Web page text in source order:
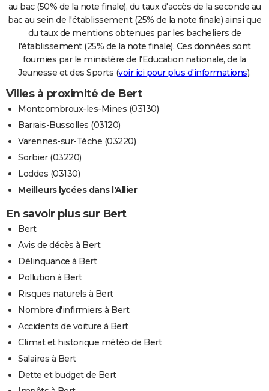
au bac (50% de la note finale), du taux d'accès de la seconde au
bac au sein de l'établissement (25% de la note finale) ainsi que
du taux de mentions obtenues par les bacheliers de
l'établissement (25% de la note finale). Ces données sont
fournies par le ministère de l'Education nationale, de la
Jeunesse et des Sports (voir ici pour plus d'informations).
Villes à proximité de Bert
Montcombroux-les-Mines (03130)
Barrais-Bussolles (03120)
Varennes-sur-Tèche (03220)
Sorbier (03220)
Loddes (03130)
Meilleurs lycées dans l'Allier
En savoir plus sur Bert
Bert
Avis de décès à Bert
Délinquance à Bert
Pollution à Bert
Risques naturels à Bert
Nombre d'infirmiers à Bert
Accidents de voiture à Bert
Climat et historique météo de Bert
Salaires à Bert
Dette et budget de Bert